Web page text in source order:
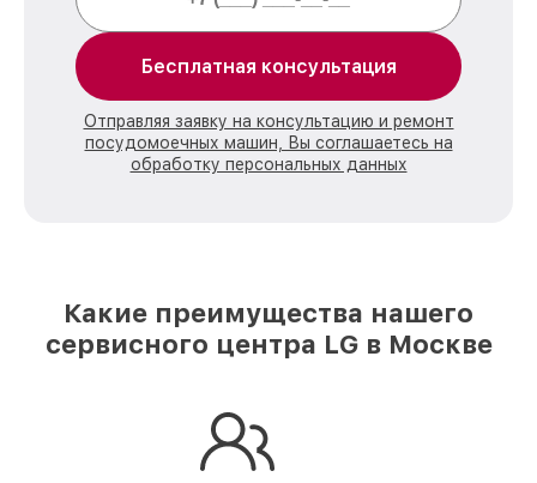
Бесплатная консультация
Отправляя заявку на консультацию и ремонт
посудомоечных машин, Вы соглашаетесь на
обработку персональных данных
Какие преимущества нашего
сервисного центра LG в Москве